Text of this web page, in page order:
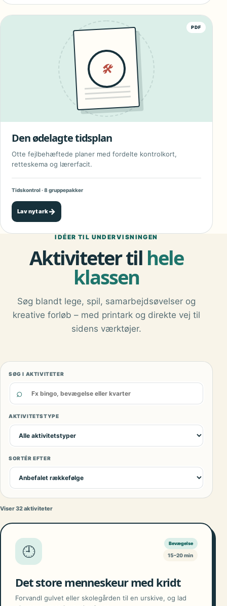
PDF
🛠
Den ødelagte tidsplan
Otte fejlbehæftede planer med fordelte kontrolkort,
retteskema og lærerfacit.
Tidskontrol · 8 gruppepakker
Lav nyt ark→
IDÉER TIL UNDERVISNINGEN
Aktiviteter til hele
klassen
Søg blandt lege, spil, samarbejdsøvelser og
kreative forløb – med printark og direkte vej til
sidens værktøjer.
SØG I AKTIVITETER
⌕
AKTIVITETSTYPE
SORTÉR EFTER
Viser 32 aktiviteter
🕘
Bevægelse
15–20 min
Det store menneskeur med kridt
Forvandl gulvet eller skolegården til en urskive, og lad